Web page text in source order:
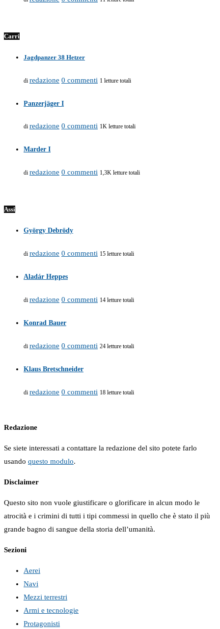
Carri
Jagdpanzer 38 Hetzer
di redazione 0 commenti 1 letture totali
Panzerjäger I
di redazione 0 commenti 1K letture totali
Marder I
di redazione 0 commenti 1,3K letture totali
Assi
György Debrödy
di redazione 0 commenti 15 letture totali
Aladár Heppes
di redazione 0 commenti 14 letture totali
Konrad Bauer
di redazione 0 commenti 24 letture totali
Klaus Bretschneider
di redazione 0 commenti 18 letture totali
Redazione
Se siete interessati a contattare la redazione del sito potete farlo
usando questo modulo.
Disclaimer
Questo sito non vuole giustificare o glorificare in alcun modo le
atrocità e i crimini di tutti i tipi commessi in quello che è stato il più
grande bagno di sangue della storia dell’umanità.
Sezioni
Aerei
Navi
Mezzi terrestri
Armi e tecnologie
Protagonisti